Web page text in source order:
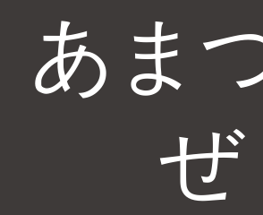
あま
ぜ